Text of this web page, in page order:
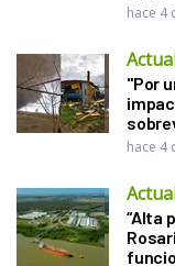
hace 4
"Por
hace 4
“Alta